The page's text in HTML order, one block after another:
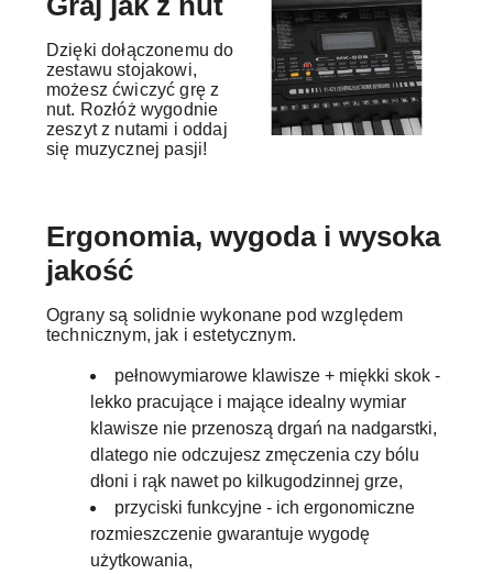
Dzięki dołączonemu do
zestawu stojakowi,
możesz ćwiczyć grę z
nut. Rozłóż wygodnie
zeszyt z nutami i oddaj
się muzycznej pasji!
Ergonomia, wygoda i wysoka
jakość
Ograny są solidnie wykonane pod względem
technicznym, jak i estetycznym.
pełnowymiarowe klawisze + miękki skok -
lekko pracujące i mające idealny wymiar
klawisze nie przenoszą drgań na nadgarstki,
dlatego nie odczujesz zmęczenia czy bólu
dłoni i rąk nawet po kilkugodzinnej grze,
przyciski funkcyjne - ich ergonomiczne
rozmieszczenie gwarantuje wygodę
użytkowania,